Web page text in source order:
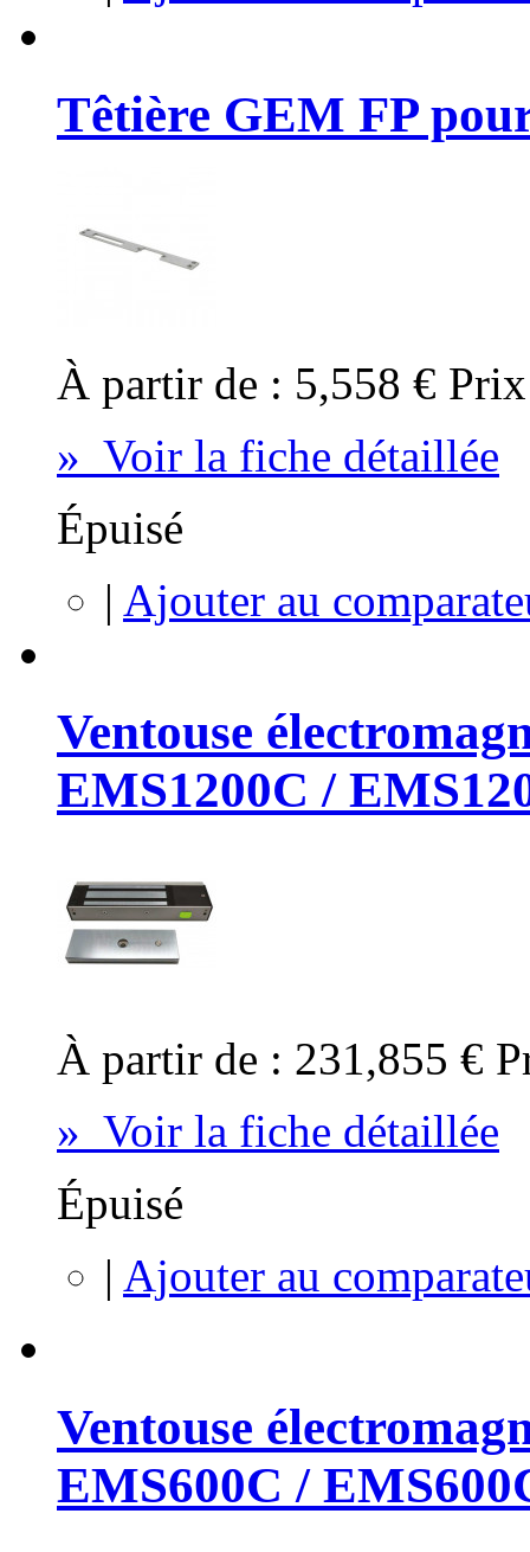
Têtière GEM FP
À partir de : 5,558 €
» Voir la fiche détaillée
Épuisé
| Ajouter au
Ventouse
EMS1200C /
À partir de : 231,855 €
» Voir la fiche détaillée
Épuisé
| Ajouter au
Ventouse
EMS600C /